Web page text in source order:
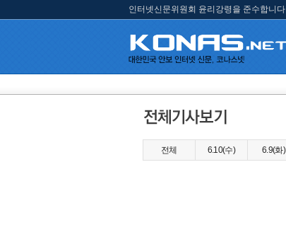
인터넷신문위원회 윤리강령을 준수합니다
전체 6.10(수) 6.9(화)